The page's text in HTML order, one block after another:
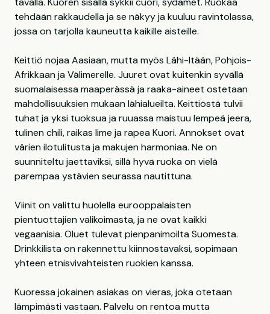
tehdään rakkaudella ja se näkyy ja kuuluu ravintolassa,
jossa on tarjolla kauneutta kaikille aisteille.
Keittiö nojaa Aasiaan, mutta myös Lähi-Itään, Pohjois-
Afrikkaan ja Välimerelle. Juuret ovat kuitenkin syvällä
suomalaisessa maaperässä ja raaka-aineet ostetaan
mahdollisuuksien mukaan lähialueilta. Keittiöstä tulvii
tuhat ja yksi tuoksua ja ruuassa maistuu lempeä jeera,
tulinen chili, raikas lime ja rapea Kuori. Annokset ovat
värien ilotulitusta ja makujen harmoniaa. Ne on
suunniteltu jaettaviksi, sillä hyvä ruoka on vielä
parempaa ystävien seurassa nautittuna.
Viinit on valittu huolella eurooppalaisten
pientuottajien valikoimasta, ja ne ovat kaikki
vegaanisia. Oluet tulevat pienpanimoilta Suomesta.
Drinkkilista on rakennettu kiinnostavaksi, sopimaan
yhteen etnisvivahteisten ruokien kanssa.
Kuoressa jokainen asiakas on vieras, joka otetaan
lämpimästi vastaan. Palvelu on rentoa mutta